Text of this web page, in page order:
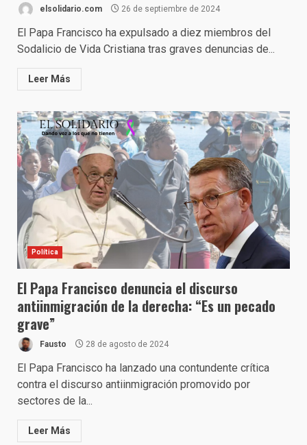
elsolidario.com 26 de septiembre de 2024
El Papa Francisco ha expulsado a diez miembros del
Sodalicio de Vida Cristiana tras graves denuncias de...
Leer Más
Política
El Papa Francisco denuncia el discurso
antiinmigración de la derecha: “Es un pecado
grave”
Fausto 28 de agosto de 2024
El Papa Francisco ha lanzado una contundente crítica
contra el discurso antiinmigración promovido por
sectores de la...
Leer Más